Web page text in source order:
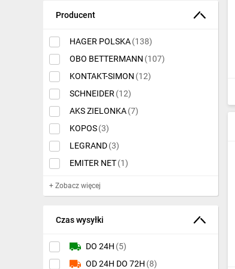
Dom i ogród
Klimatyzacja
IT, GSM
Odzież ochronna i BHP
Inne
Budowa i Remont
Elektronika
Smart home
Telewizja naziemna i satelitarna
osprzętu(411)
Ramki osprzętowe (284)
Listwy i kanały
Systemy tras kablowych
Rury i węże osłonowe
Dławnice kablowe i
przepusty
Materiały izolacyjne
Producent
HAGER POLSKA(138)
OBO BETTERMANN (107)
KONTAKT-SIMON (12)
SCHNEIDER (12)
AKS ZIELONKA(7)
KOPOS(3)
LEGRAND(3)
EMITER NET(1)
+ Zobacz więcej
Czas wysyłki
DO 24H (5)
OD 24H DO 72H (8)